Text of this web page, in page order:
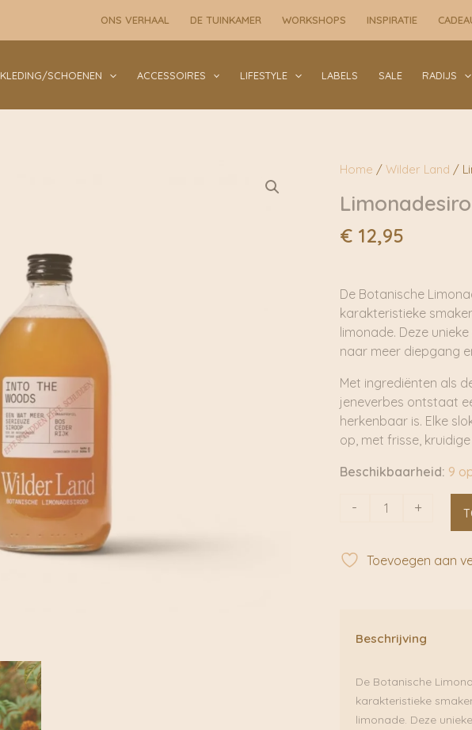
ONS VERHAAL DE TUINKAMER WORKSHOPS INSPIRATIE
KLEDING/SCHOENEN ACCESSOIRES LIFESTYLE LABELS SALE RADIJS
Home / Wilder Land /
€12,95
De Botanische
karakteristieke
limonade. Deze
naar meer diepgang
Met ingrediënten als
jeneverbes ontstaat
herkenbaar is. Elke
op, met frisse,
Beschikbaarheid: 9
-
Limonadesiroop
Woods
aantal
+
Toevoegen aan
Beschrijving
De Botanische
karakteristieke
limonade. Deze
Woods
|
Land